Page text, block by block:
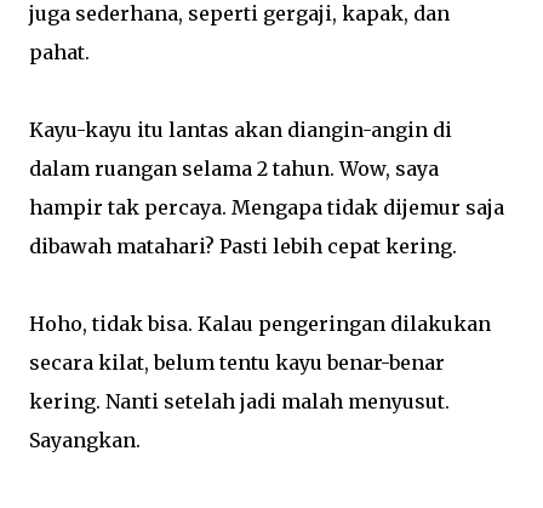
juga sederhana, seperti gergaji, kapak, dan
pahat.
Kayu-kayu itu lantas akan diangin-angin di
dalam ruangan selama 2 tahun. Wow, saya
hampir tak percaya. Mengapa tidak dijemur saja
dibawah matahari? Pasti lebih cepat kering.
Hoho, tidak bisa. Kalau pengeringan dilakukan
secara kilat, belum tentu kayu benar-benar
kering. Nanti setelah jadi malah menyusut.
Sayangkan.